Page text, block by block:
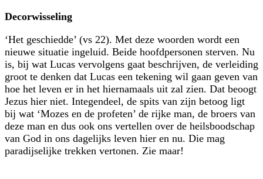
Decorwisseling
‘Het geschiedde’ (vs 22). Met deze woorden wordt een
nieuwe situatie ingeluid. Beide hoofdpersonen sterven. Nu
is, bij wat Lucas vervolgens gaat beschrijven, de verleiding
groot te denken dat Lucas een tekening wil gaan geven van
hoe het leven er in het hiernamaals uit zal zien. Dat beoogt
Jezus hier niet. Integendeel, de spits van zijn betoog ligt
bij wat ‘Mozes en de profeten’ de rijke man, de broers van
deze man en dus ook ons vertellen over de heilsboodschap
van God in ons dagelijks leven hier en nu. Die mag
paradijselijke trekken vertonen. Zie maar!